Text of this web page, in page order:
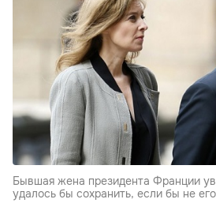
Бывшая жена президента Франции
удалось бы сохранить, если бы не